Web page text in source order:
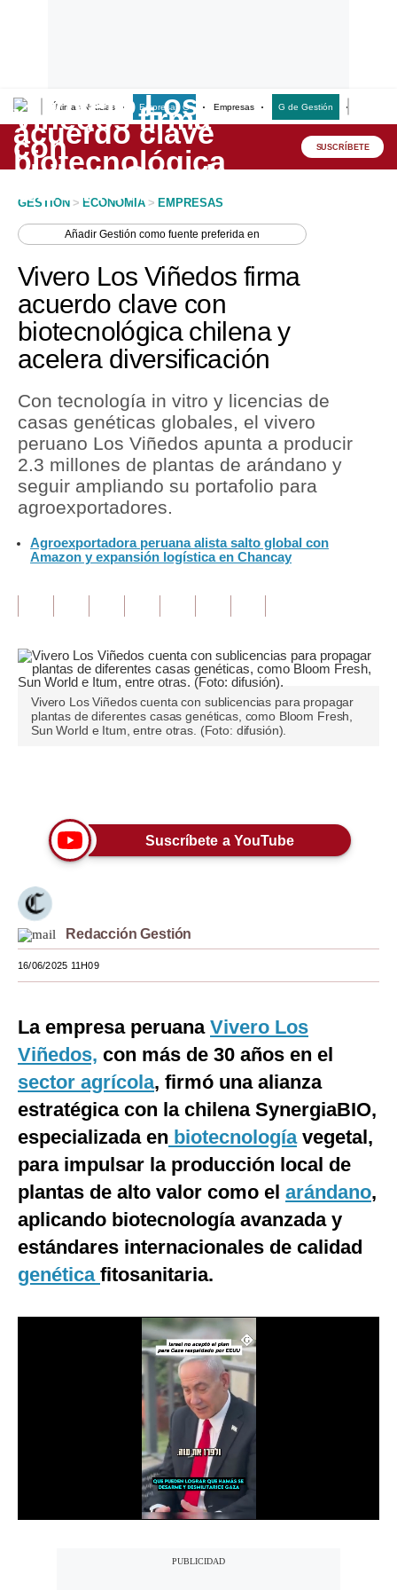
Últimas Noticias Empresas G Empresas G de Gestión
Lo último
Peru Quiosco
Economía
Mercados
Perú
Política
Tu Dinero
Finanzas Personales
Inmobiliarias
Plus G
Blogs
Tendencias
Moda
Estilos
Mundo
EEUU
México
Internacional
Tecnología
Club del Suscriptor
Mix
G de Gestión
Notas Contratadas
Podcast
Gestión TV
Videos
Y
SUSCRÍBETE
GESTION > ECONOMIA > EMPRESAS
AñadirGestión como fuente preferida en
Vivero Los Viñedos firma
acuerdo clave con
biotecnológica chilena y
acelera diversificación
Con tecnología in vitro y licencias de
casas genéticas globales, el vivero
peruano Los Viñedos apunta a producir
2.3 millones de plantas de arándano y
seguir ampliando su portafolio para
agroexportadores.
Agroexportadora peruana alista salto global con
Amazon y expansión logística en Chancay
Vivero Los Viñedos cuenta con sublicencias para propagar
plantas de diferentes casas genéticas, como Bloom Fresh,
Sun World e Itum, entre otras. (Foto: difusión).
Suscríbete a YouTube
Redacción Gestión
16/06/2025 11H09
La empresa peruana Vivero Los
Viñedos, con más de 30 años en el
sector agrícola, firmó una alianza
estratégica con la chilena SynergiaBIO,
especializada en biotecnologíavegetal,
para impulsar la producción local de
plantas de alto valor como el arándano,
aplicando biotecnología avanzada y
estándares internacionales de calidad
genética fitosanitaria.